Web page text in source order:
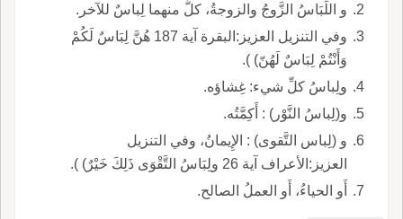
و اللِّبَاسُ الزَّوجُ والزوجةُ، كلٌّ منهما لِباسٌ للآخر.
وفي التنزيل العزيز:البقرة آية 187 هُنَّ لِبَاسٌ لَكُمْ
وَأَنْتُمْ لِبَاسٌ لَهُنّ) ).
ولِباسُ كلِّ شيء: غِشاؤه.
و(لِباسُ النَّوْر) : أَكِمَّتُه.
و (لِباس التَّقوى) : الإِيمانُ، وفي التنزيل
العزيز:الأعراف آية 26 ولِبَاسُ التَّقْوَى ذَلِكَ خَيْرٌ) ).
أَو الحياءُ، أَو العملُ الصالح.